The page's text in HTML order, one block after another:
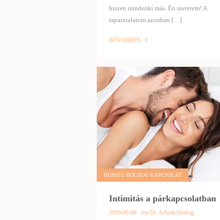
hiszen mindenki más. Én szeretem! A
tapasztalatom azonban […]
BŐVEBBEN
HOSSZÚ BOLDOG KAPCSOLAT
Intimitás a párkapcsolatban
2019-09-06 írta Dr. Asbóth Hedvig